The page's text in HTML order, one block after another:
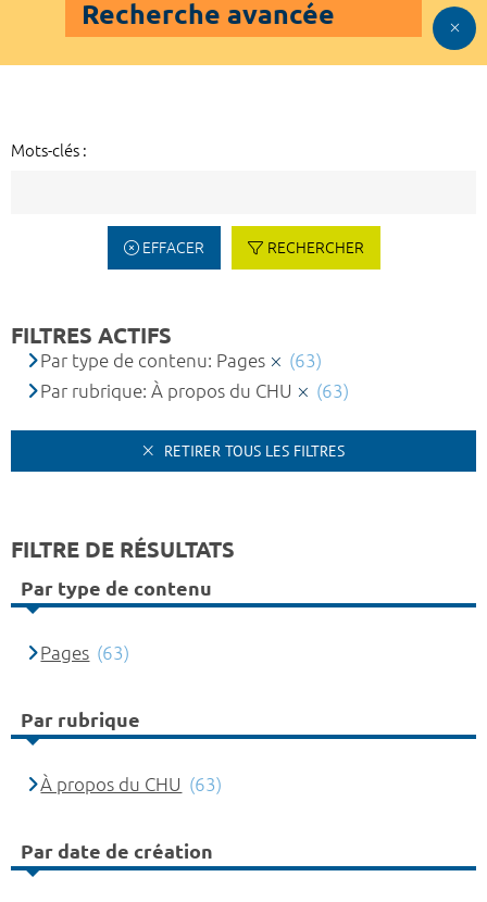
Recherche avancée
Mots-clés :
EFFACER RECHERCHER
FILTRES ACTIFS
Par type de contenu: Pages
(63)
Par rubrique: À propos du CHU
(63)
RETIRER TOUS LES FILTRES
FILTRE DE RÉSULTATS
Par type de contenu
Pages (63)
Par rubrique
À propos du CHU (63)
Par date de création